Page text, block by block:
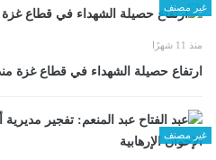
غير مصنف
منذ 11 شهرًا
ارتفاع حصيلة الشهداء في قطاع غزة منذ فجر
غير مصنف